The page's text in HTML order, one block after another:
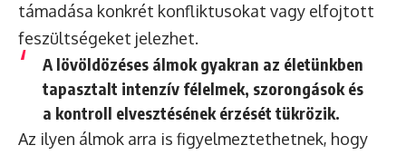
támadása konkrét konfliktusokat vagy elfojtott
feszültségeket jelezhet.
A lövöldözéses álmok gyakran az életünkben
tapasztalt intenzív félelmek, szorongások és
a kontroll elvesztésének érzését tükrözik.
Az ilyen álmok arra is figyelmeztethetnek, hogy